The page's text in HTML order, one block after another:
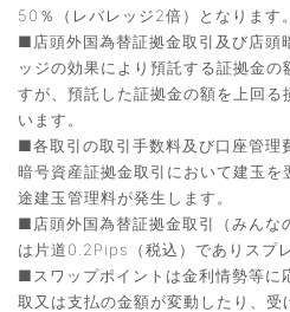
50％（レバレッジ2倍）となります。
■店頭外国為替証拠金取引及び店頭
ッジの効果により預託する証拠金の
すが、預託した証拠金の額を上回
います。
■各取引の取引手数料及び口座管理
暗号資産証拠金取引において建玉を
途建玉管理料が発生します。
■店頭外国為替証拠金取引（みんな
は片道0.2Pips（税込）でありスプ
■スワップポイントは金利情勢等に
取又は支払の金額が変動したり、